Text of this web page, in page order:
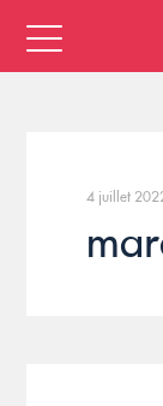
4 juillet